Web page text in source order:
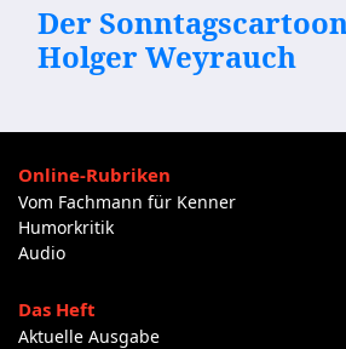
Der
Holger Weyrauch
Online-Rubriken
Vom Fachmann für Kenner
Humorkritik
Audio
Das Heft
Aktuelle Ausgabe